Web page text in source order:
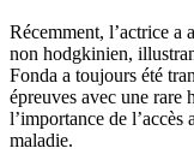
Récemment, l’actrice a
non hodgkinien,
Fonda a toujours été
épreuves avec une rare
l’importance de
maladie.